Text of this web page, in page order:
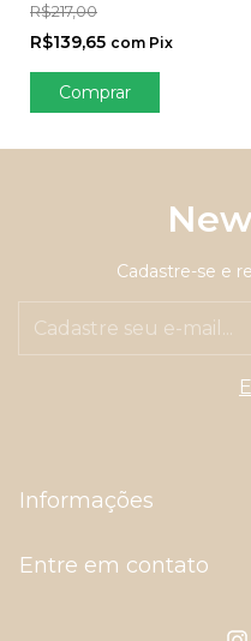
R$217,00
R$139,65 com Pix
Comprar
Cadastre-se e
Informações
Entre em contato